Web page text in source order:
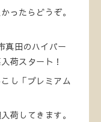
ったらどうぞ。
真田のハイパー
荷スタート！
し「プレミアム
荷してきます。